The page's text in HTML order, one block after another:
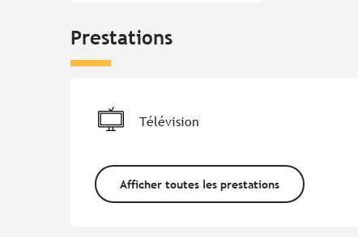
Prestations
Télévision
Afficher toutes les prestations